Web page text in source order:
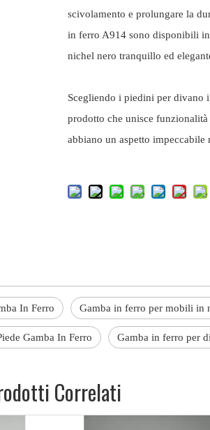
scivolamento e prolungare la
in ferro A914 sono disponibili
nichel nero tranquillo ed
Scegliendo i piedini per divano
prodotto che unisce
abbiano un aspetto
In Ferro Gamba in ferro per mobili in
Gamba In Ferro Gamba in ferro per
Correlati